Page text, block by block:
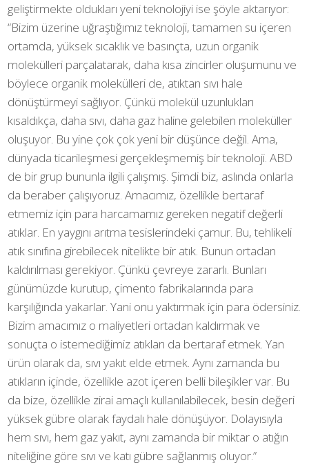
geliştirmekte oldukları yeni teknolojiyi ise şöyle aktarıyor:
“Bizim üzerine uğraştığımız teknoloji, tamamen su içeren
ortamda, yüksek sıcaklık ve basınçta, uzun organik
molekülleri parçalatarak, daha kısa zincirler oluşumunu ve
böylece organik molekülleri de, atıktan sıvı hale
dönüştürmeyi sağlıyor. Çünkü molekül uzunlukları
kısaldıkça, daha sıvı, daha gaz haline gelebilen moleküller
oluşuyor. Bu yine çok çok yeni bir düşünce değil. Ama,
dünyada ticarileşmesi gerçekleşmemiş bir teknoloji. ABD
de bir grup bununla ilgili çalışmış. Şimdi biz, aslında onlarla
da beraber çalışıyoruz. Amacımız, özellikle bertaraf
etmemiz için para harcamamız gereken negatif değerli
atıklar. En yaygını arıtma tesislerindeki çamur. Bu, tehlikeli
atık sınıfına girebilecek nitelikte bir atık. Bunun ortadan
kaldırılması gerekiyor. Çünkü çevreye zararlı. Bunları
günümüzde kurutup, çimento fabrikalarında para
karşılığında yakarlar. Yani onu yaktırmak için para ödersiniz.
Bizim amacımız o maliyetleri ortadan kaldırmak ve
sonuçta o istemediğimiz atıkları da bertaraf etmek. Yan
ürün olarak da, sıvı yakıt elde etmek. Aynı zamanda bu
atıkların içinde, özellikle azot içeren belli bileşikler var. Bu
da bize, özellikle zirai amaçlı kullanılabilecek, besin değeri
yüksek gübre olarak faydalı hale dönüşüyor. Dolayısıyla
hem sıvı, hem gaz yakıt, aynı zamanda bir miktar o atığın
niteliğine göre sıvı ve katı gübre sağlanmış oluyor.”